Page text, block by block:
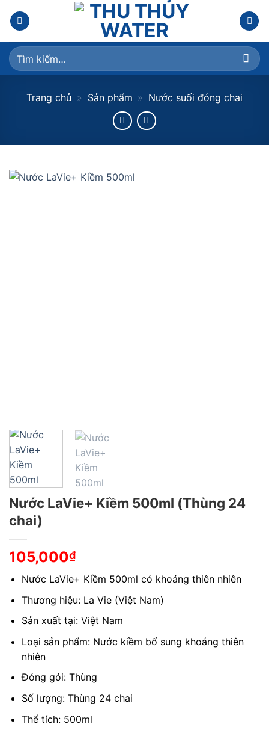
Tìm
kiếm:
Trang chủ » Sản phẩm » Nước suối đóng chai
Nước LaVie+ Kiềm 500ml (Thùng 24
chai)
105,000₫
Nước LaVie+ Kiềm 500ml có khoáng thiên nhiên
Thương hiệu: La Vie (Việt Nam)
Sản xuất tại: Việt Nam
Loại sản phẩm: Nước kiềm bổ sung khoáng thiên
nhiên
Đóng gói: Thùng
Số lượng: Thùng 24 chai
Thể tích: 500ml